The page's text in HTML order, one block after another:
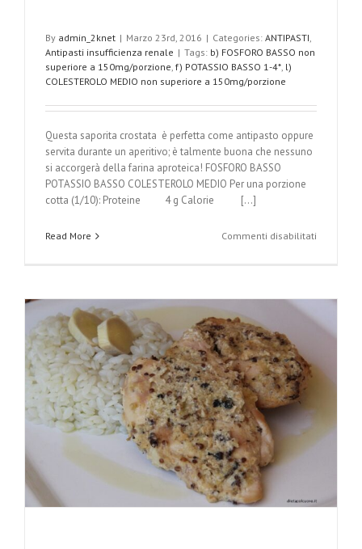
By admin_2knet | Marzo 23rd, 2016 | Categories: ANTIPASTI,
Antipasti insufficienza renale | Tags: b) FOSFORO BASSO non
superiore a 150mg/porzione, f) POTASSIO BASSO 1-4*, l)
COLESTEROLO MEDIO non superiore a 150mg/porzione
Questa saporita crostata è perfetta come antipasto oppure
servita durante un aperitivo; è talmente buona che nessuno
si accorgerà della farina aproteica! FOSFORO BASSO
POTASSIO BASSO COLESTEROLO MEDIO Per una porzione
cotta (1/10): Proteine 4 g Calorie [...]
Read More Commenti disabilitati
farina
aproteica